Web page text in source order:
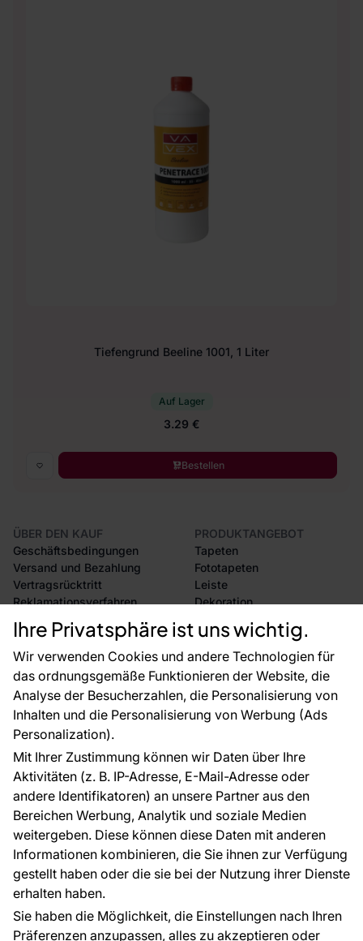
Ihre Privatsphäre ist uns wichtig.
Wir verwenden Cookies und andere Technologien für
das ordnungsgemäße Funktionieren der Website, die
Analyse der Besucherzahlen, die Personalisierung von
Inhalten und die Personalisierung von Werbung (Ads
Personalization).
Mit Ihrer Zustimmung können wir Daten über Ihre
Aktivitäten (z. B. IP-Adresse, E-Mail-Adresse oder
andere Identifikatoren) an unsere Partner aus den
Bereichen Werbung, Analytik und soziale Medien
weitergeben. Diese können diese Daten mit anderen
Informationen kombinieren, die Sie ihnen zur Verfügung
gestellt haben oder die sie bei der Nutzung ihrer Dienste
erhalten haben.
Sie haben die Möglichkeit, die Einstellungen nach Ihren
Präferenzen anzupassen, alles zu akzeptieren oder
Tiefengrund Beeline 1001, 1 Liter
Auf Lager
3.29 €
Bestellen
ÜBER DEN KAUF
Geschäftsbedingungen
Versand und Bezahlung
Vertragsrücktritt
Reklamationsverfahren
Rücksendung von Waren
CE-Zertifizierung
Großhandel
Raumvisualisierung
PRODUKTANGEBOT
Tapeten
Fototapeten
Leiste
Dekoration
Selbstklebende Folien
Zubehör
Tapetenmuster
FÜR SIE
Blog
EU-Projekte
Ratschläge und Tipps
FAQ
ÜBER DAS UNTERNEHMEN
Kontakt
Haben Sie Fragen? Wir helfen Ihnen gerne weiter
und beraten Sie persönlich.
+49 781 95633072